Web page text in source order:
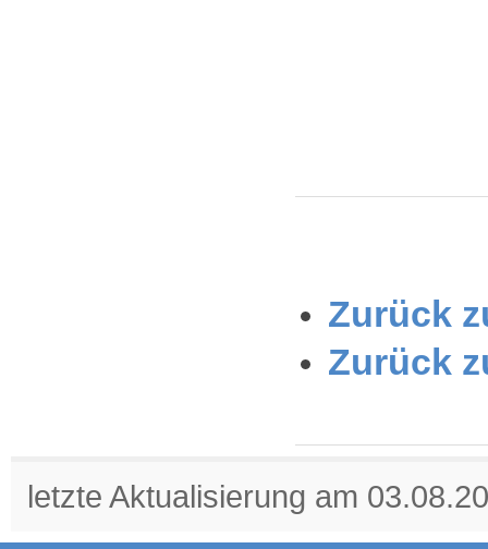
Zurück
Zurück
letzte Aktualisierung am